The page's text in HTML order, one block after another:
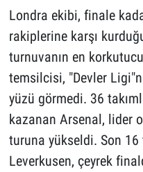
Londra ekibi, finale
rakiplerine karşı
turnuvanın en
temsilcisi, "Devler
yüzü görmedi. 36
kazanan Arsenal, lider
turuna yükseldi. Son 16
Leverkusen, çeyrek